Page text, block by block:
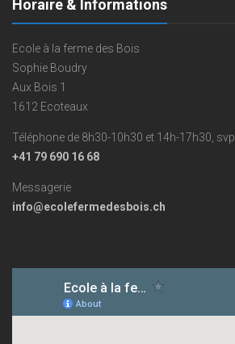
Horaire & Informations
Ecole à la ferme des Bois
Sophie Boudry
Aux Bois 1
1612 Ecoteaux
Téléphone de 8h30-10h30 et 14h-17h30, svp
+41 79 690 16 68
Messagerie
info@ecolefermedesbois.ch